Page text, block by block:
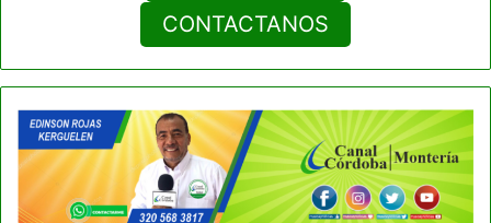
CONTACTANOS